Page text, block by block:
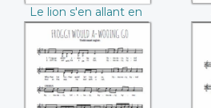
Le lion s'en allant en
guerre
Froggy would a-
wooing go